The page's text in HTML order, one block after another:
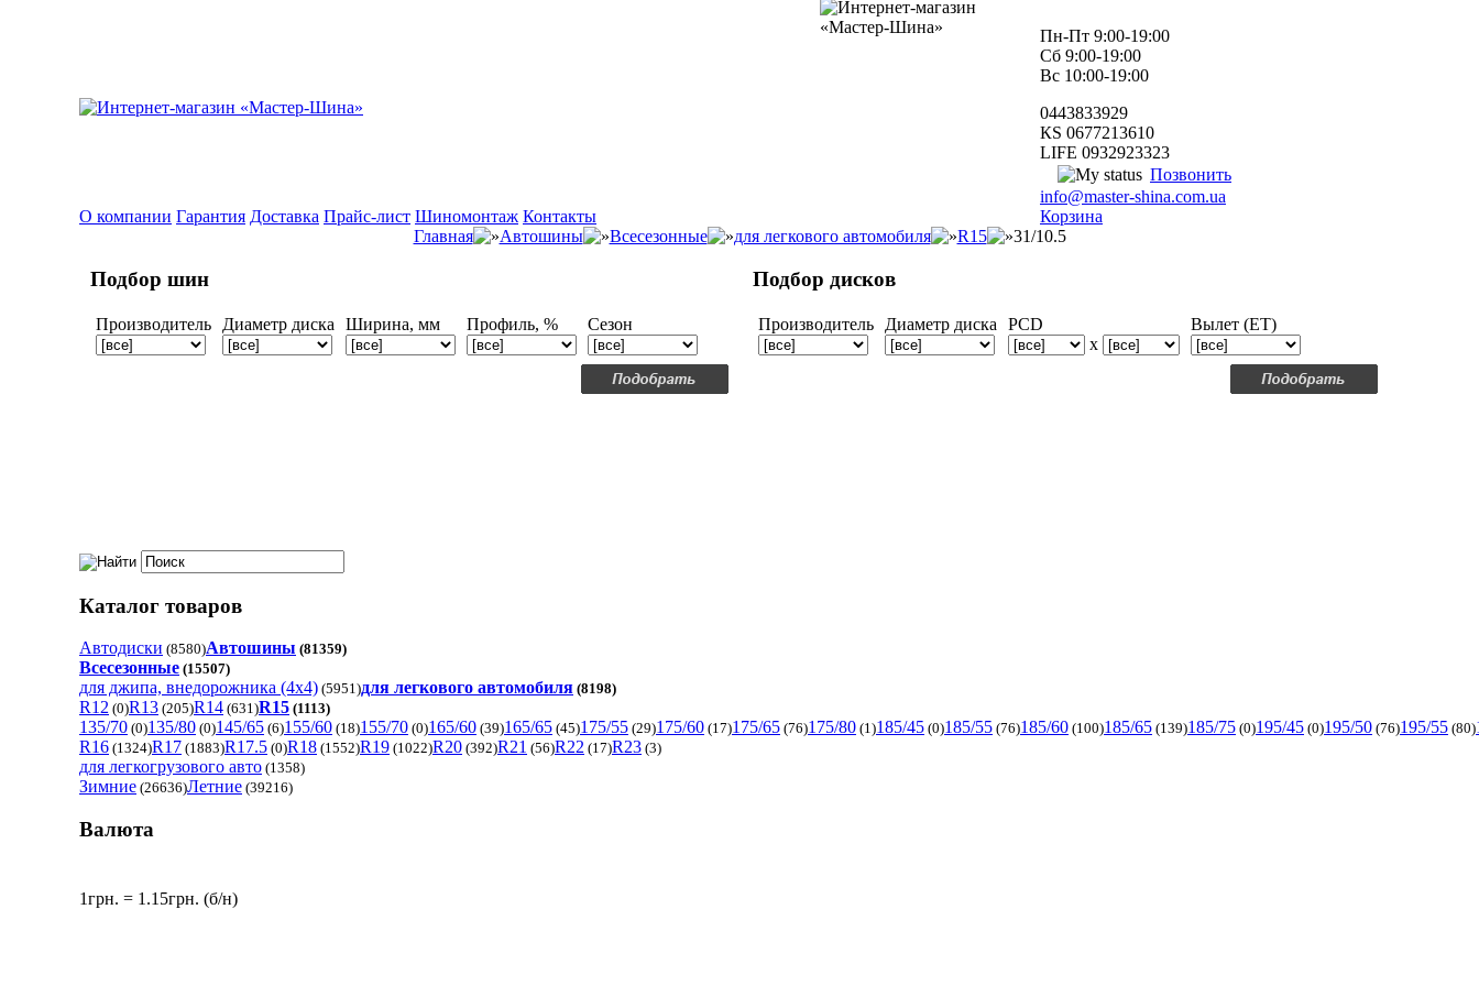
Пн-Пт 9:00-19:00
Сб 9:00-19:00
Вс 10:00-19:00
0443833929
КS 0677213610
LIFE 0932923323
Позвонить
info@master-shina.com.ua
О компании Гарантия Доставка Прайс-лист Шиномонтаж Контакты
Корзина
Главная
Автошины Всесезонные для легкового автомобиля R15 31/10.5
Подбор шин
Производитель Диаметр диска Ширина, мм Профиль, % Сезон
Подбор дисков
Производитель Диаметр диска PCD
x
Вылет (ET)
Каталог товаров
Автодиски (8580)Автошины (81359)
Всесезонные (15507)
для джипа, внедорожника (4x4) (5951)для легкового автомобиля (8198)
R12 (0)R13 (205)R14 (631)R15 (1113)
135/70 (0)135/80 (0)145/65 (6)155/60 (18)155/70 (0)165/60 (39)165/65 (45)175/55 (29)175/60 (17)175/65 (76)175/80 (1)185/45 (0)185/55 (76)185/60 (100)185/65 (139)185/75 (0)195/45 (0)195/50 (76)195/55 (80)
R16 (1324)R17 (1883)R17.5 (0)R18 (1552)R19 (1022)R20 (392)R21 (56)R22 (17)R23 (3)
для легкогрузового авто (1358)
Зимние (26636)Летние (39216)
Валюта
1грн. = 1.15грн. (б/н)